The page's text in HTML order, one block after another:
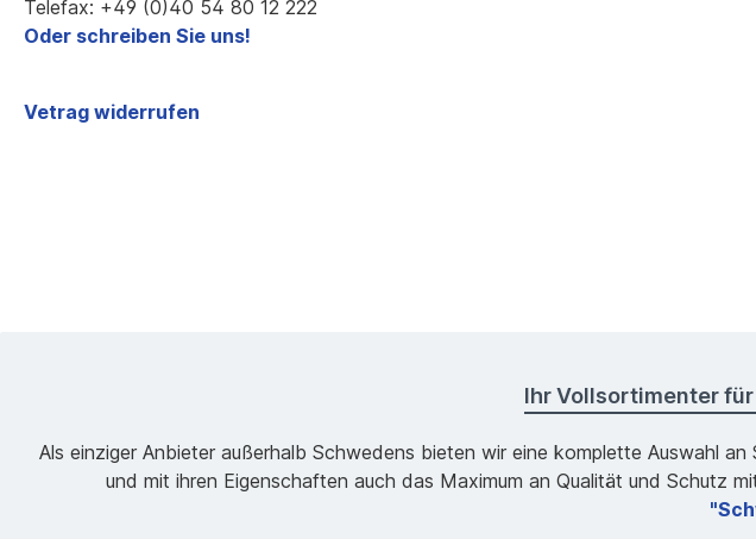
Telefax: +49 (0)40 54 80 12 222
Oder schreiben Sie uns!
Vetrag widerrufen
Ihr Vollsortimenter
Als einziger Anbieter außerhalb Schwedens bieten wir eine komplette Auswahl
und mit ihren Eigenschaften auch das Maximum an Qualität und Schutz